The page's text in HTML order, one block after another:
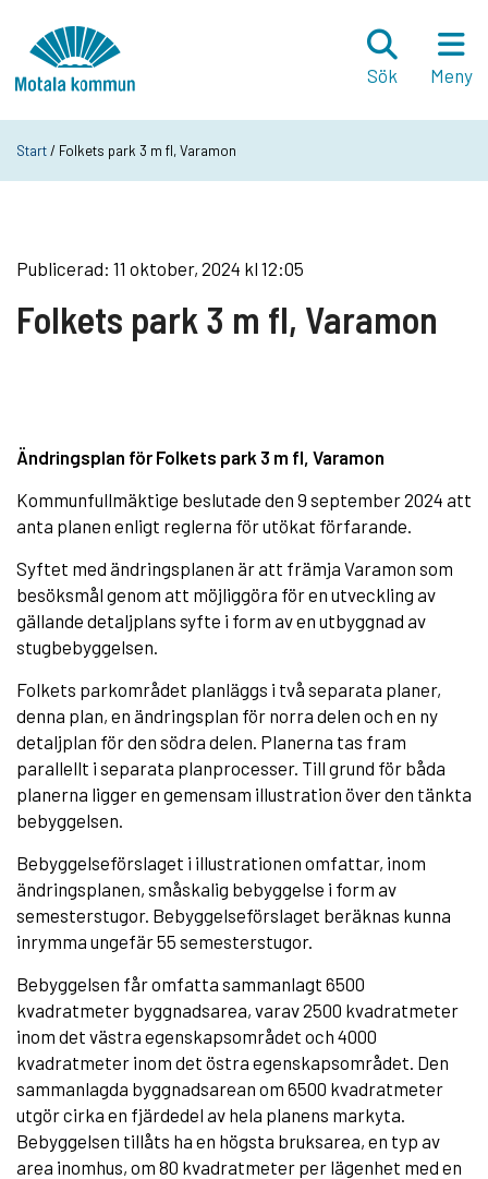
Sök
Meny
Start/ Folkets park 3 m fl, Varamon
Publicerad: 11 oktober, 2024 kl 12:05
Folkets park 3 m fl, Varamon
Ändringsplan för Folkets park 3 m fl, Varamon
Kommunfullmäktige beslutade den 9 september 2024 att
anta planen enligt reglerna för utökat förfarande.
Syftet med ändringsplanen är att främja Varamon som
besöksmål genom att möjliggöra för en utveckling av
gällande detaljplans syfte i form av en utbyggnad av
stugbebyggelsen.
Folkets parkområdet planläggs i två separata planer,
denna plan, en ändringsplan för norra delen och en ny
detaljplan för den södra delen. Planerna tas fram
parallellt i separata planprocesser. Till grund för båda
planerna ligger en gemensam illustration över den tänkta
bebyggelsen.
Bebyggelseförslaget i illustrationen omfattar, inom
ändringsplanen, småskalig bebyggelse i form av
semesterstugor. Bebyggelseförslaget beräknas kunna
inrymma ungefär 55 semesterstugor.
Bebyggelsen får omfatta sammanlagt 6500
kvadratmeter byggnadsarea, varav 2500 kvadratmeter
inom det västra egenskapsområdet och 4000
kvadratmeter inom det östra egenskapsområdet. Den
sammanlagda byggnadsarean om 6500 kvadratmeter
utgör cirka en fjärdedel av hela planens markyta.
Bebyggelsen tillåts ha en högsta bruksarea, en typ av
area inomhus, om 80 kvadratmeter per lägenhet med en